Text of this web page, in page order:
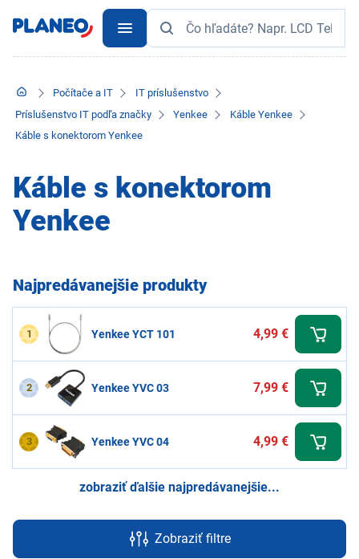
Počítače a IT
IT príslušenstvo
Príslušenstvo IT podľa značky
Yenkee
Káble Yenkee
Káble s konektorom Yenkee
Káble s konektorom
Yenkee
Najpredávanejšie produkty
1 Yenkee YCT 101 4,99 €
2 Yenkee YVC 03 7,99 €
3 Yenkee YVC 04 4,99 €
zobraziť ďalšie najpredávanejšie...
Zobraziť filtre